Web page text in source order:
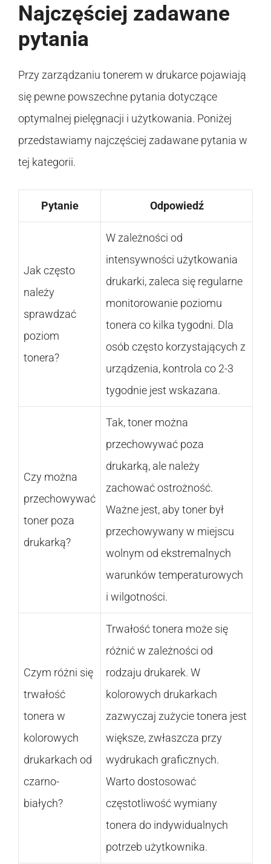
Najczęściej zadawane
pytania
Przy zarządzaniu tonerem w drukarce pojawiają
się pewne powszechne pytania dotyczące
optymalnej pielęgnacji i użytkowania. Poniżej
przedstawiamy najczęściej zadawane pytania w
tej kategorii.
Pytanie Odpowiedź
Jak często
należy
sprawdzać
poziom
tonera?
W zależności od
intensywności użytkowania
drukarki, zaleca się regularne
monitorowanie poziomu
tonera co kilka tygodni. Dla
osób często korzystających z
urządzenia, kontrola co 2-3
tygodnie jest wskazana.
Czy można
przechowywać
toner poza
drukarką?
Tak, toner można
przechowywać poza
drukarką, ale należy
zachować ostrożność.
Ważne jest, aby toner był
przechowywany w miejscu
wolnym od ekstremalnych
warunków temperaturowych
i wilgotności.
Czym różni się
trwałość
tonera w
kolorowych
drukarkach od
czarno-
białych?
Trwałość tonera może się
różnić w zależności od
rodzaju drukarek. W
kolorowych drukarkach
zazwyczaj zużycie tonera jest
większe, zwłaszcza przy
wydrukach graficznych.
Warto dostosować
częstotliwość wymiany
tonera do indywidualnych
potrzeb użytkownika.